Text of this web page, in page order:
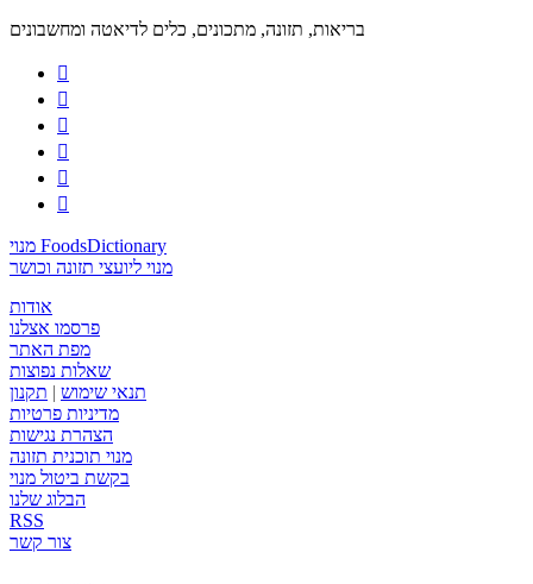
בריאות, תזונה, מתכונים, כלים לדיאטה ומחשבונים






מנוי FoodsDictionary
מנוי ליועצי תזונה וכושר
אודות
פרסמו אצלנו
מפת האתר
שאלות נפוצות
תנאי שימוש | תקנון
מדיניות פרטיות
הצהרת נגישות
מנוי תוכנית תזונה
בקשת ביטול מנוי
הבלוג שלנו
RSS
צור קשר